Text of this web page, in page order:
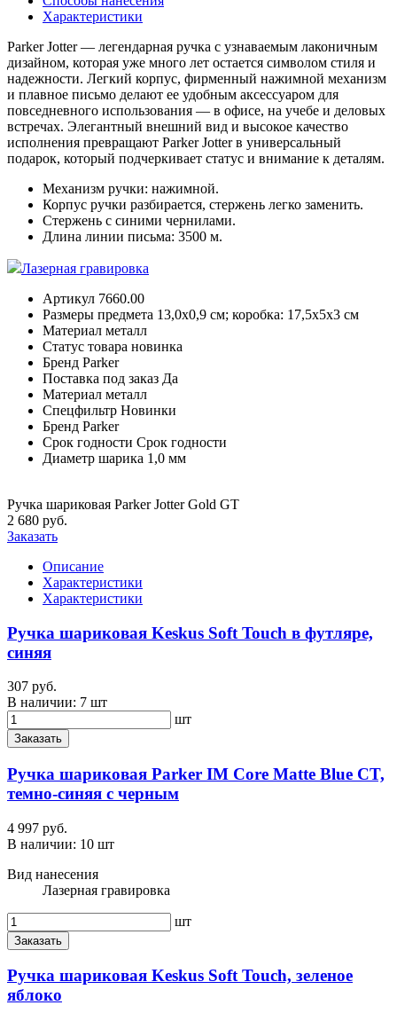
Характеристики
Parker Jotter — легендарная ручка с узнаваемым лаконичным
дизайном, которая уже много лет остается символом стиля и
надежности. Легкий корпус, фирменный нажимной механизм
и плавное письмо делают ее удобным аксессуаром для
повседневного использования — в офисе, на учебе и деловых
встречах. Элегантный внешний вид и высокое качество
исполнения превращают Parker Jotter в универсальный
подарок, который подчеркивает статус и внимание к деталям.
Механизм ручки: нажимной.
Корпус ручки разбирается, стержень легко заменить.
Стержень с синими чернилами.
Длина линии письма: 3500 м.
Лазерная гравировка
Артикул 7660.00
Размеры предмета 13,0х0,9 см; коробка: 17,5х5х3 см
Материал металл
Статус товара новинка
Бренд Parker
Поставка под заказ Да
Материал металл
Спецфильтр Новинки
Бренд Parker
Срок годности Срок годности
Диаметр шарика 1,0 мм
Ручка шариковая Parker Jotter Gold GT
2 680 руб.
Заказать
Описание
Характеристики
Характеристики
Ручка шариковая Keskus Soft Touch в футляре,
синяя
307 руб.
В наличии: 7 шт
шт
Заказать
Ручка шариковая Parker IM Core Matte Blue CT,
темно-синяя с черным
4 997 руб.
В наличии: 10 шт
Вид нанесения
Лазерная гравировка
шт
Заказать
Ручка шариковая Keskus Soft Touch, зеленое
яблоко